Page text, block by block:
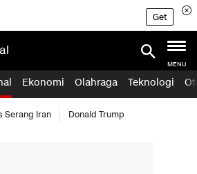
Get
MENU
Ekonomi Olahraga Teknologi
Serang Iran Donald Trump